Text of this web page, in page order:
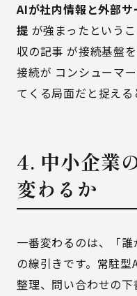
AIが社内情報と外部
提 が強まったという
収の記事 が接続基盤
接続が コンシューマ
てくる局面だと捉える
4. 中小企業
変わるか
一番変わるのは、「誰
の線引きです。常駐
整理、問い合わせの